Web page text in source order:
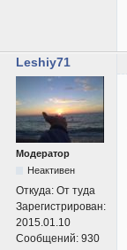
Leshiy71
Модератор
Неактивен
Откуда: От туда
Зарегистрирован:
2015.01.10
Сообщений: 930